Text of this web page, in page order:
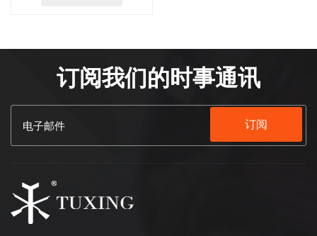
订阅我们的时事通讯
订阅